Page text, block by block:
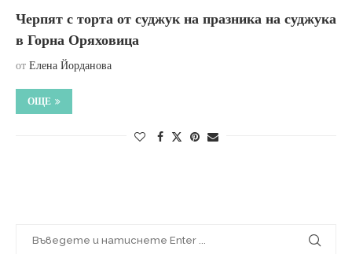
Черпят с торта от суджук на празника на суджука
в Горна Оряховица
от Елена Йорданова
ОЩЕ